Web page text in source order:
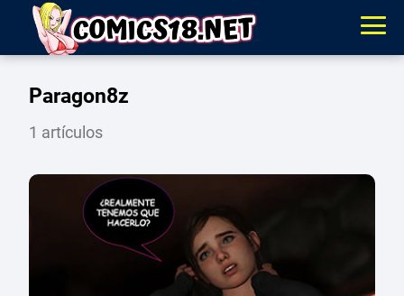
Paragon8z
1 artículos